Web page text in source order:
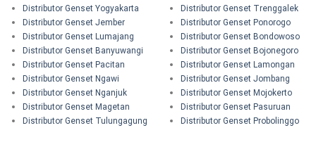
Distributor Genset Yogyakarta
Distributor Genset Jember
Distributor Genset Lumajang
Distributor Genset Banyuwangi
Distributor Genset Pacitan
Distributor Genset Ngawi
Distributor Genset Nganjuk
Distributor Genset Magetan
Distributor Genset Tulungagung
Distributor Genset Trenggalek
Distributor Genset Ponorogo
Distributor Genset Bondowoso
Distributor Genset Bojonegoro
Distributor Genset Lamongan
Distributor Genset Jombang
Distributor Genset Mojokerto
Distributor Genset Pasuruan
Distributor Genset Probolinggo